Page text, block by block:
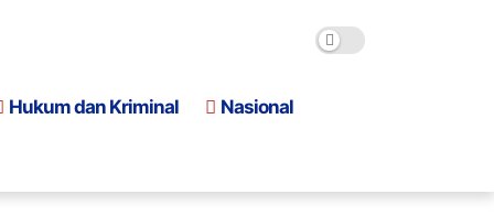
Hukum dan Kriminal Nasional